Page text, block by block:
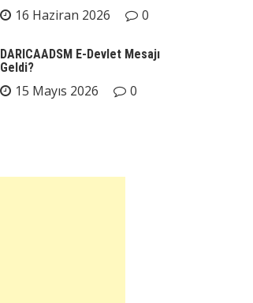
16 Haziran 2026 0
DARICAADSM E-Devlet Mesajı
Geldi?
15 Mayıs 2026 0